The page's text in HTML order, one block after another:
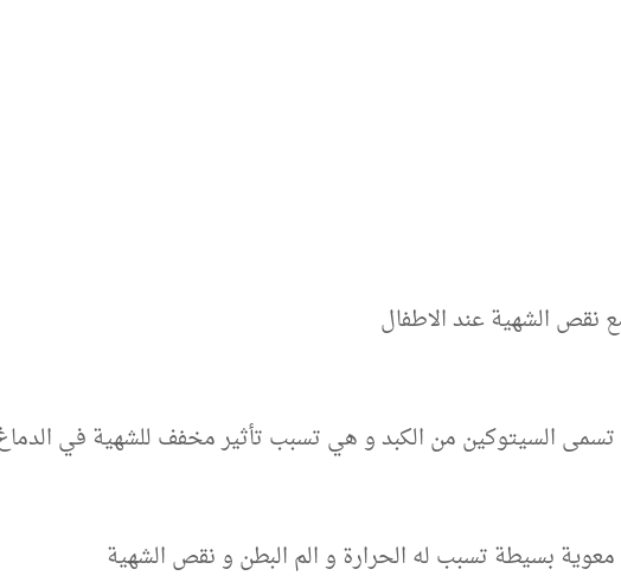
الشهية عند الاطفال
تسمى السيتوكين من الكبد و هي تسبب تأثير مخفف للشهية في
معوية بسيطة تسبب له الحرارة و الم البطن و نقص الشهية